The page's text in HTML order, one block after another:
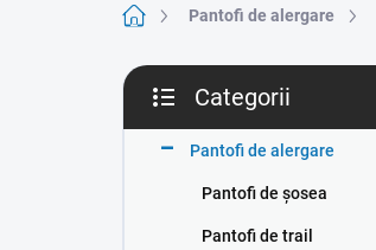
AcasăPantofi de alergare
B
r
peste
categorii
Categorii
Pantofi de alergare
Pantofi de șosea
Pantofi de trail